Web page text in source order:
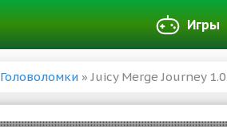
Игры
Головоломки » Juicy Merge Journey